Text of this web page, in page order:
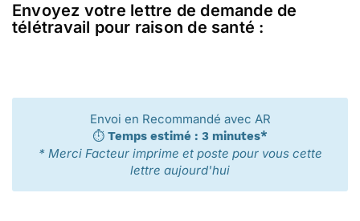
Envoyez votre lettre de demande de
télétravail pour raison de santé :
Envoi en Recommandé avec AR
⏱️ Temps estimé : 3 minutes*
* Merci Facteur imprime et poste pour vous cette
lettre aujourd'hui